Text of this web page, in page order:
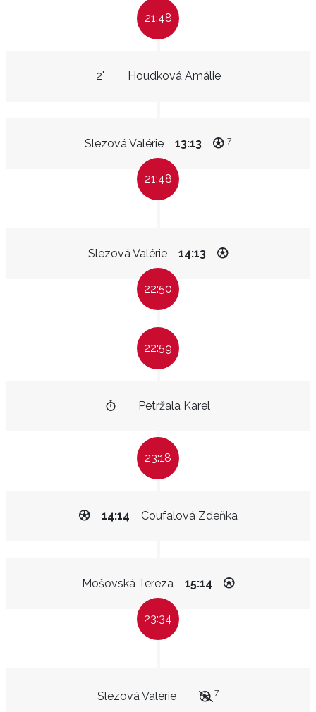
21:48
Houdková Amálie
2"
Slezová Valérie 13:13 7
21:48
Slezová Valérie 14:13
22:50
22:59
Petržala Karel
23:18
Coufalová Zdeňka
14:14
Mošovská Tereza 15:14
23:34
Slezová Valérie 7